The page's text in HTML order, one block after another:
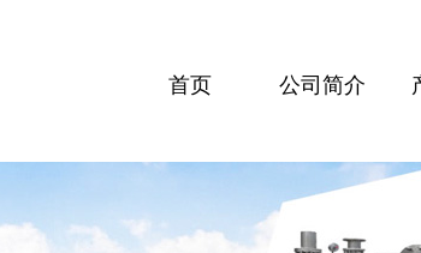
首页 公司简介